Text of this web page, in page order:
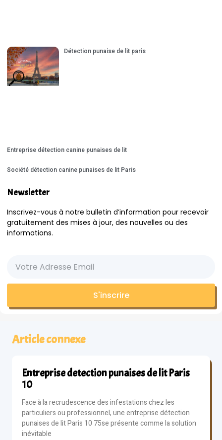
Détection punaise de lit paris
Entreprise détection canine punaises de lit
Société détection canine punaises de lit Paris
Newsletter
Inscrivez-vous à notre bulletin d’information pour recevoir
gratuitement des mises à jour, des nouvelles ou des
informations.
S'inscrire
Article connexe
Entreprise detection punaises de lit Paris
10
Face à la recrudescence des infestations chez les
particuliers ou professionnel, une entreprise détection
punaises de lit Paris 10 75se présente comme la solution
inévitable